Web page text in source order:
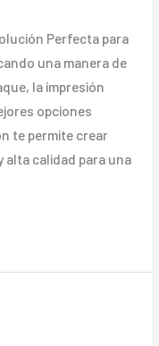
Perfecta para
una manera de
la impresión
opciones
te permite crear
alta calidad para una